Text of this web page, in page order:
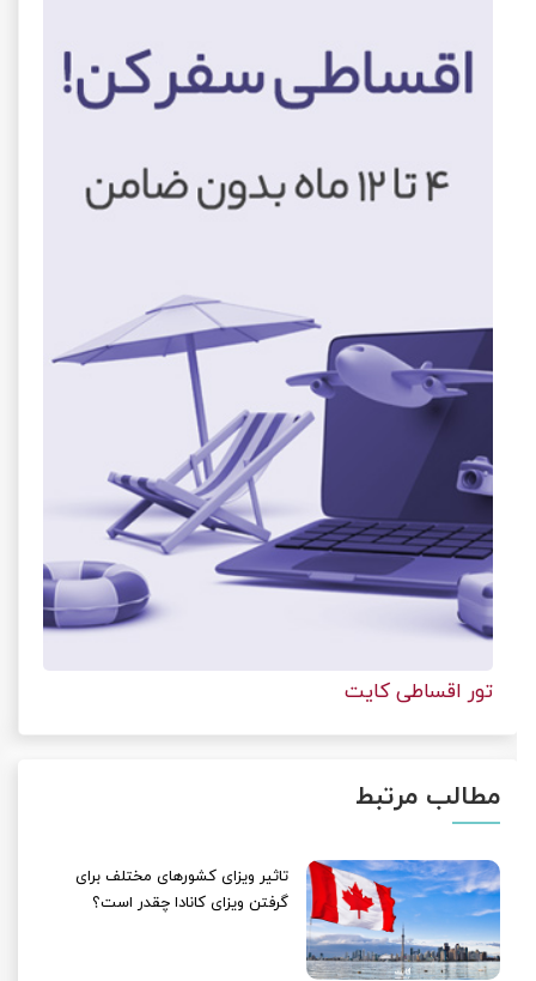
تور اقساطی کایت
مطالب مرتبط
تاثیر ویزای کشورهای مختلف برای
گرفتن ویزای کانادا چقدر است؟